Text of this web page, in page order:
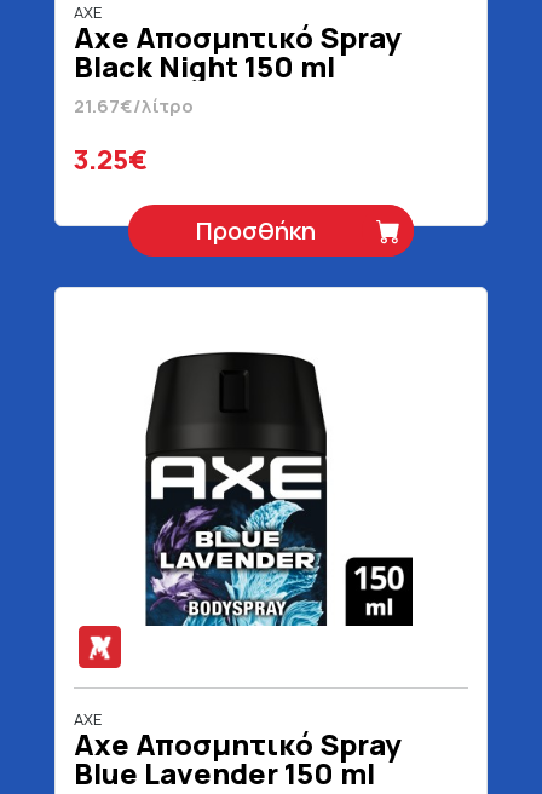
AXE
Axe Αποσμητικό Spray
Black Night 150 ml
21.67€/λίτρο
3.25€
Προσθήκη
AXE
Axe Αποσμητικό Spray
Blue Lavender 150 ml